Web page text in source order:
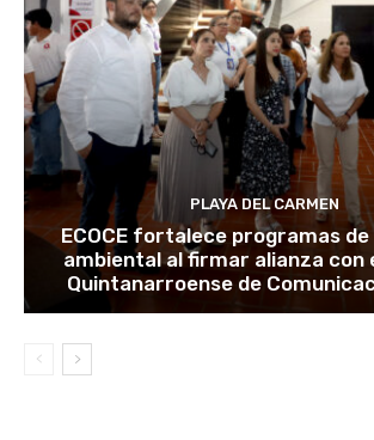
PLAYA DEL CARMEN
ECOCE fortalece programas
ambiental al firmar alianza con
Quintanarroense de